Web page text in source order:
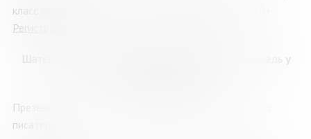
класс по сборке спилс-карт Мурманской области, 10+
Регистрация
Шатёр, уличная площадка, ул. Пушкинская, 3 (площадь у
Презентации книг и издательских проектов, встречи с
писателями